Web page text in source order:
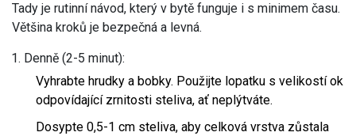
Tady je rutinní návod, který v bytě funguje i s minimem času.
Většina kroků je bezpečná a levná.
Denně (2-5 minut):
Vyhrabte hrudky a bobky. Použijte lopatku s velikostí ok
odpovídající zrnitosti steliva, ať neplýtváte.
Dosypte 0,5-1 cm steliva, aby celková vrstva zůstala